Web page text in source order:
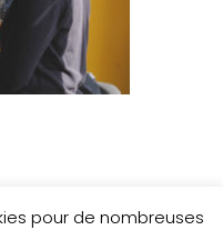
pour de nombreuses